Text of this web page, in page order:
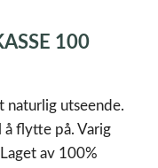
100
naturlig utseende.
å flytte på. Varig
av 100%